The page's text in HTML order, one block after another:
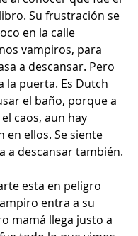
Su frustración se
en la calle
vampiros, para
a descansar. Pero
la puerta. Es Dutch
el baño, porque a
caos, aun hay
en ellos. Se siente
a descansar también.
esta en peligro
entra a su
mamá llega justo a